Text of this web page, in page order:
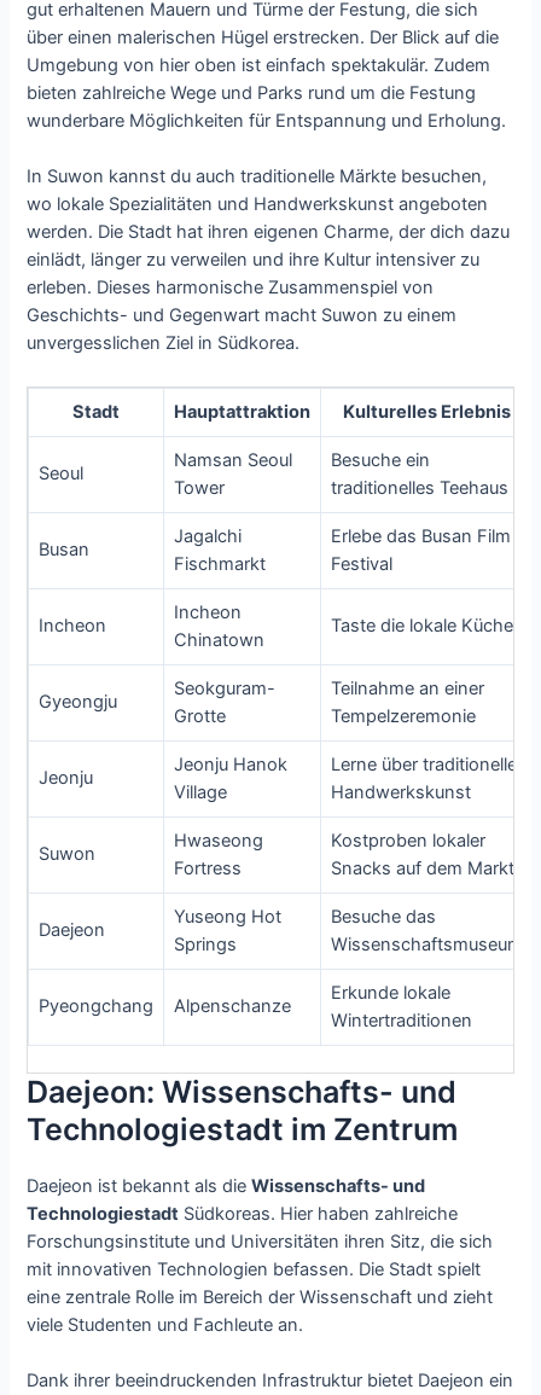
gut erhaltenen Mauern und Türme der Festung, die sich
über einen malerischen Hügel erstrecken. Der Blick auf die
Umgebung von hier oben ist einfach spektakulär. Zudem
bieten zahlreiche Wege und Parks rund um die Festung
wunderbare Möglichkeiten für Entspannung und Erholung.
In Suwon kannst du auch traditionelle Märkte besuchen,
wo lokale Spezialitäten und Handwerkskunst angeboten
werden. Die Stadt hat ihren eigenen Charme, der dich dazu
einlädt, länger zu verweilen und ihre Kultur intensiver zu
erleben. Dieses harmonische Zusammenspiel von
Geschichts- und Gegenwart macht Suwon zu einem
unvergesslichen Ziel in Südkorea.
Stadt Hauptattraktion Kulturelles Erlebnis
Seoul
Namsan Seoul
Tower
Besuche ein
traditionelles Teehaus
Busan
Jagalchi
Fischmarkt
Erlebe das Busan Film
Festival
Incheon
Incheon
Chinatown
Taste die lokale Küche
Gyeongju
Seokguram-
Grotte
Teilnahme an einer
Tempelzeremonie
Jeonju
Jeonju Hanok
Village
Lerne über traditionelle
Handwerkskunst
Suwon
Hwaseong
Fortress
Kostproben lokaler
Snacks auf dem Markt
Daejeon
Yuseong Hot
Springs
Besuche das
Wissenschaftsmuseum
Pyeongchang Alpenschanze
Erkunde lokale
Wintertraditionen
Daejeon: Wissenschafts- und
Technologiestadt im Zentrum
Daejeon ist bekannt als dieWissenschafts- und
Technologiestadt Südkoreas. Hier haben zahlreiche
Forschungsinstitute und Universitäten ihren Sitz, die sich
mit innovativen Technologien befassen. Die Stadt spielt
eine zentrale Rolle im Bereich der Wissenschaft und zieht
viele Studenten und Fachleute an.
Dank ihrer beeindruckenden Infrastruktur bietet Daejeon ein